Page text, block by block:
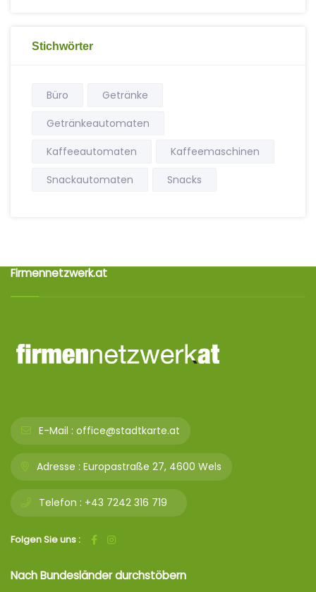
Stichwörter
Büro
Getränke
Getränkeautomaten
Kaffeeautomaten
Kaffeemaschinen
Snackautomaten
Snacks
Firmennetzwerk.at
E-Mail : office@stadtkarte.at
Adresse : Europastraße 27, 4600 Wels
Telefon : +43 7242 316 719
Folgen Sie uns :
Nach Bundesländer durchstöbern